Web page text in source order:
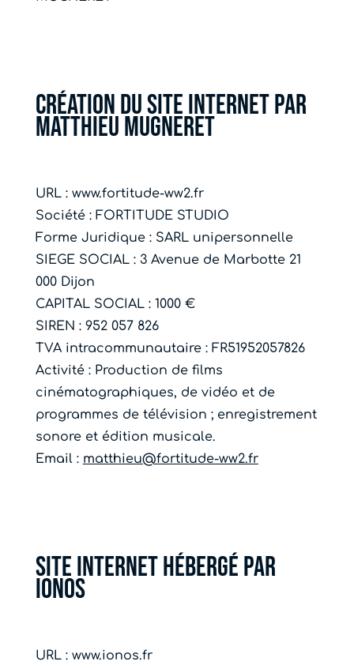
Création du site internet par
Matthieu Mugneret
URL : www.fortitude-ww2.fr
Société : FORTITUDE STUDIO
Forme Juridique : SARL unipersonnelle
SIEGE SOCIAL : 3 Avenue de Marbotte 21
000 Dijon
CAPITAL SOCIAL : 1000 €
SIREN : 952 057 826
TVA intracommunautaire : FR51952057826
Activité : Production de films
cinématographiques, de vidéo et de
programmes de télévision ; enregistrement
sonore et édition musicale.
Email : matthieu@fortitude-ww2.fr
Site internet hébergé par
Ionos
URL : www.ionos.fr